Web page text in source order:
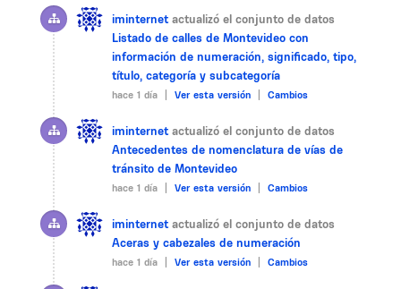
iminternet actualizó el conjunto de datos
Listado de calles de Montevideo con
información de numeración, significado, tipo,
título, categoría y subcategoría
hace 1 día | Ver esta versión Cambios
iminternet actualizó el conjunto de datos
Antecedentes de nomenclatura de vías de
tránsito de Montevideo
hace 1 día | Ver esta versión Cambios
iminternet actualizó el conjunto de datos
Aceras y cabezales de numeración
hace 1 día | Ver esta versión Cambios